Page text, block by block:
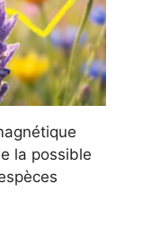
la possible